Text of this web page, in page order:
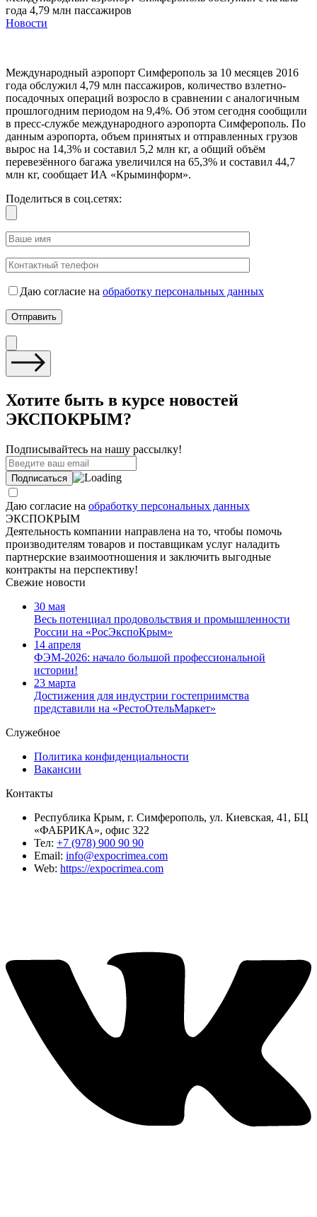
года 4,79 млн пассажиров
Новости
Международный аэропорт Симферополь за 10 месяцев 2016
года обслужил 4,79 млн пассажиров, количество взлетно-
посадочных операций возросло в сравнении с аналогичным
прошлогодним периодом на 9,4%. Об этом сегодня сообщили
в пресс-службе международного аэропорта Симферополь. По
данным аэропорта, объем принятых и отправленных грузов
вырос на 14,3% и составил 5,2 млн кг, а общий объём
перевезённого багажа увеличился на 65,3% и составил 44,7
млн кг, сообщает ИА «Крыминформ».
Поделиться в соц.сетях:
Даю согласие на обработку персональных данных
Хотите быть в курсе новостей
ЭКСПОКРЫМ?
Подписывайтесь на нашу рассылку!
Даю согласие на обработку персональных данных
ЭКСПОКРЫМ
Деятельность компании направлена на то, чтобы помочь
производителям товаров и поставщикам услуг наладить
партнерские взаимоотношения и заключить выгодные
контракты на перспективу!
Свежие новости
30 мая
Весь потенциал продовольствия и промышленности
России на «РосЭкспоКрым»
14 апреля
ФЭМ-2026: начало большой профессиональной
истории!
23 марта
Достижения для индустрии гостеприимства
представили на «РестоОтельМаркет»
Служебное
Политика конфиденциальности
Вакансии
Контакты
Республика Крым, г. Симферополь, ул. Киевская, 41, БЦ
«ФАБРИКА», офис 322
Тел: +7 (978) 900 90 90
Email: info@expocrimea.com
Web: https://expocrimea.com